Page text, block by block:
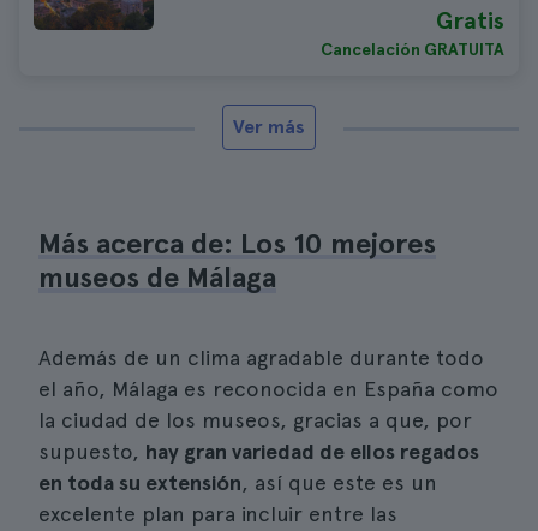
Gratis
Cancelación GRATUITA
Ver más
Más acerca de: Los 10 mejores
museos de Málaga
Además de un clima agradable durante todo
el año, Málaga es reconocida en España como
la ciudad de los museos, gracias a que, por
supuesto, hay gran variedad de ellos regados
en toda su extensión, así que este es un
excelente plan para incluir entre las